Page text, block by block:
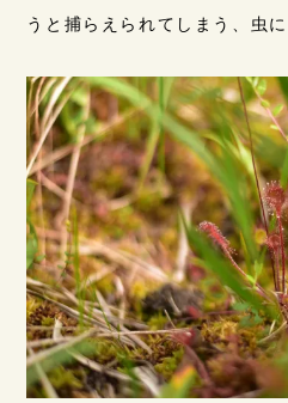
うと捕らえられてしまう、虫